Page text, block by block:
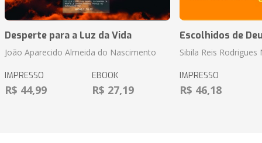
Desperte para a Luz da Vida
João Aparecido Almeida do Nascimento
IMPRESSO
R$ 44,99
EBOOK
R$ 27,19
Escolhidos de
Sibila Reis
IMPRESSO
R$ 46,18